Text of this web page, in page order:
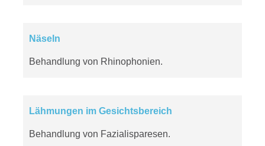
Näseln
Behandlung von Rhinophonien.
Lähmungen im Gesichtsbereich
Behandlung von Fazialisparesen.